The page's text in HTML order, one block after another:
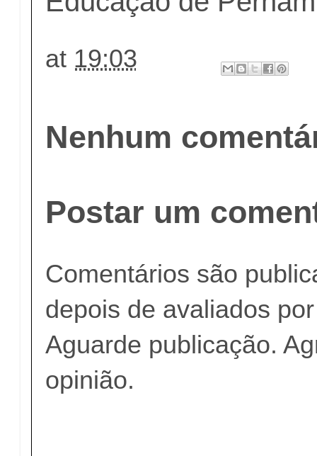
at 19:03
Nenhum
Postar um
Comentários são
depois de avaliados
Aguarde publicação.
opinião.